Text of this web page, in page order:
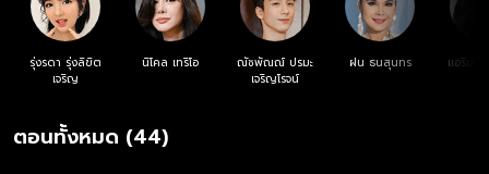
รุ่งรดา รุ่งลิขิต
เจริญ
นิโคล เทริโอ
ณัชพัณณ์ ปรมะ
เจริญโรจน์
ฝน ธนสุนทร แอริน
ตอนทั้งหมด (44)